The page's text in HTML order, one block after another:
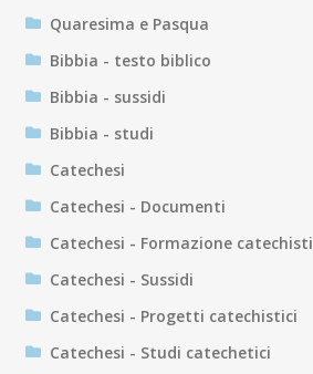
Quaresima e Pasqua
Bibbia - testo biblico
Bibbia - sussidi
Bibbia - studi
Catechesi
Catechesi - Documenti
Catechesi - Formazione catechisti
Catechesi - Sussidi
Catechesi - Progetti catechistici
Catechesi - Studi catechetici